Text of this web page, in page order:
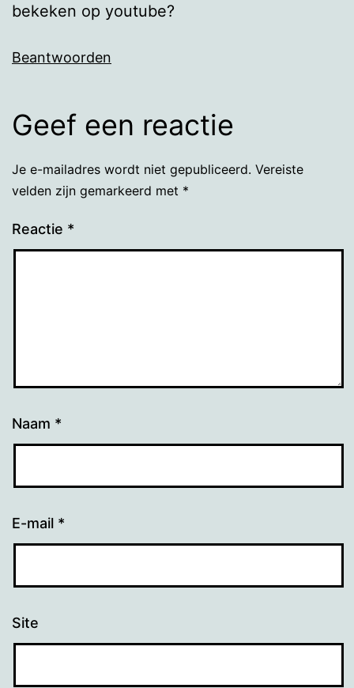
bekeken op youtube?
Beantwoorden
Geef een reactie
Je e-mailadres wordt niet gepubliceerd. Vereiste
velden zijn gemarkeerd met *
Reactie *
Naam *
E-mail *
Site